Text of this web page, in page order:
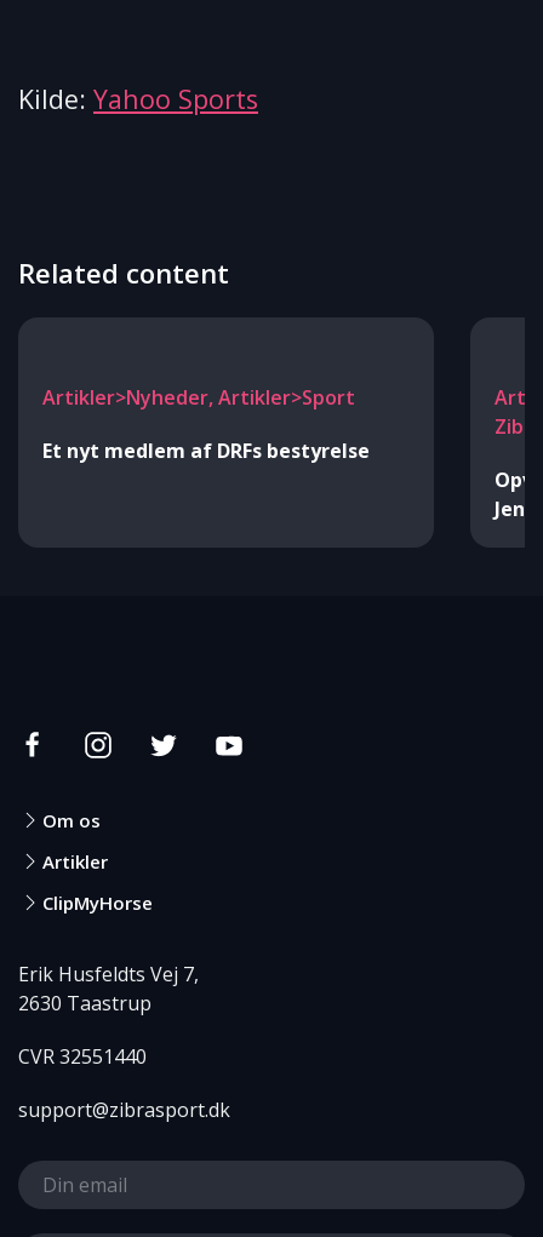
Kilde: Yahoo Sports
Related content
Artikler>Nyheder, Artikler>Sport
Et nyt medlem af DRFs bestyrelse
Om os
Artikler
ClipMyHorse
Erik Husfeldts Vej 7,
2630 Taastrup
CVR 32551440
support@zibrasport.dk